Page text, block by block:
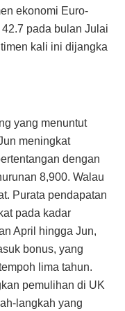
ekonomi Euro-
pada bulan Julai
kali ini dijangka
yang menuntut
meningkat
dengan
8,900. Walau
Purata pendapatan
pada kadar
April hingga Jun,
bonus, yang
lima tahun.
pemulihan di UK
langkah yang